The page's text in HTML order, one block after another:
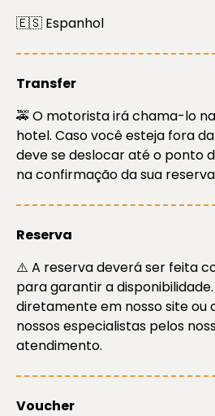
🇪🇸 Espanhol
Transfer
🚕 O motorista irá chama-lo
hotel. Caso você esteja fora
deve se deslocar até o ponto
na confirmação da sua
Reserva
⚠️ A reserva deverá ser feita
para garantir a
diretamente em nosso site ou
nossos especialistas pelos
atendimento.
Voucher